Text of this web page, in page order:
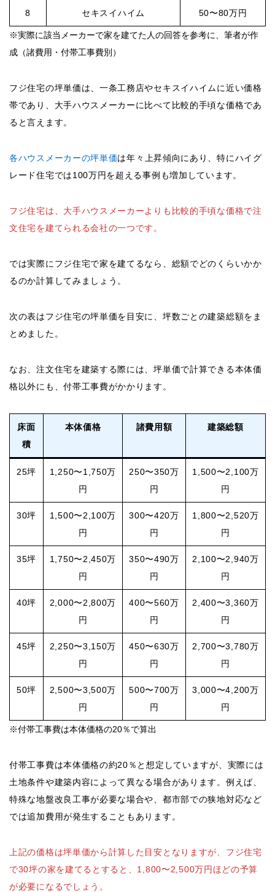
8 セキスイハイム 50〜80万円
※実際に該当メーカーで家を建てた人の回答を参考に、筆者が作
成（諸費用・付帯工事費別）
フジ住宅の坪単価は、一条工務店やセキスイハイムに近い価格
帯であり、大手ハウスメーカーに比べて比較的手頃な価格であ
ると言えます。
各ハウスメーカーの坪単価は年々上昇傾向にあり、特にハイグ
レード住宅では100万円を超える事例も増加しています。
フジ住宅は、大手ハウスメーカーよりも比較的手頃な価格で注
文住宅を建てられる会社の一つです。
では実際にフジ住宅で家を建てるなら、総額でどのくらいかか
るのか計算してみましょう。
次の表はフジ住宅の坪単価を目安に、坪数ごとの建築総額をま
とめました。
なお、注文住宅を建築する際には、坪単価で計算できる本体価
格以外にも、付帯工事費がかかります。
床面
積
本体価格 諸費用額 建築総額
25坪
1,250〜1,750万
円
250〜350万
円
1,500〜2,100万
円
30坪
1,500〜2,100万
円
300〜420万
円
1,800〜2,520万
円
35坪
1,750〜2,450万
円
350〜490万
円
2,100〜2,940万
円
40坪
2,000〜2,800万
円
400〜560万
円
2,400〜3,360万
円
45坪
2,250〜3,150万
円
450〜630万
円
2,700〜3,780万
円
50坪
2,500〜3,500万
円
500〜700万
円
3,000〜4,200万
円
※付帯工事費は本体価格の20％で算出
付帯工事費は本体価格の約20％と想定していますが、実際には
土地条件や建築内容によって異なる場合があります。例えば、
特殊な地盤改良工事が必要な場合や、都市部での狭地対応など
では追加費用が発生することもあります。
上記の価格は坪単価から計算した目安となりますが、 フジ住宅
で30坪の家を建てるとすると、1,800〜2,500万円ほどの予算
が必要になるでしょう。